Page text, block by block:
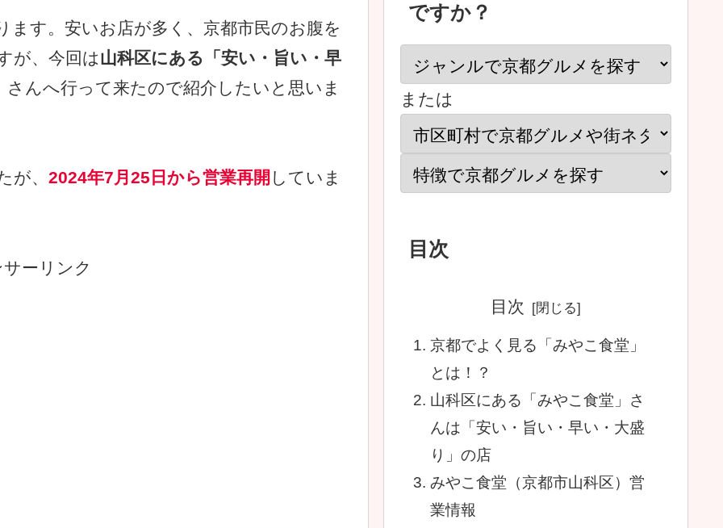
ます。安いお店が多く、京都市民のお腹を
が、今回は山科区にある「安い・旨い・早
さんへ行って来たので紹介したいと思いま
が、 2024年7月25日から営業再開 していま
ーリンク
ですか？
または
目次
目次
京都でよく見る「みやこ食堂」
とは！？
山科区にある「みやこ食堂」さ
んは「安い・旨い・早い・大盛
り」の店
みやこ食堂（京都市山科区）営
業情報